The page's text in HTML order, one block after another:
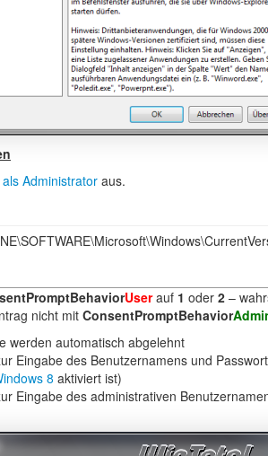
Administratoraus.
Userauf 1 oder 2 –
nicht mit ConsentPromptBehavior
werden automatisch abgelehnt
Eingabe des Benutzernamens und
8 aktiviert ist)
Eingabe des administrativen